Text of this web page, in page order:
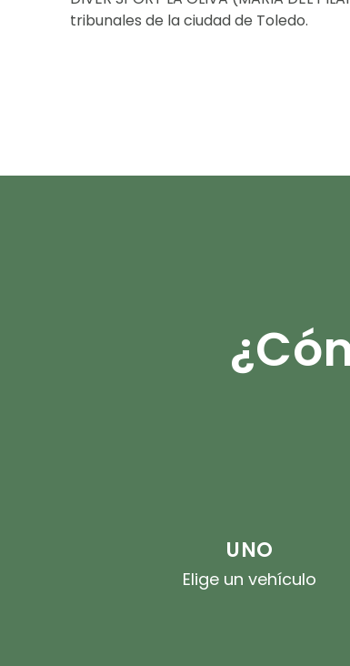
tribunales de la ciudad de Toledo.
UNO
Elige un vehículo